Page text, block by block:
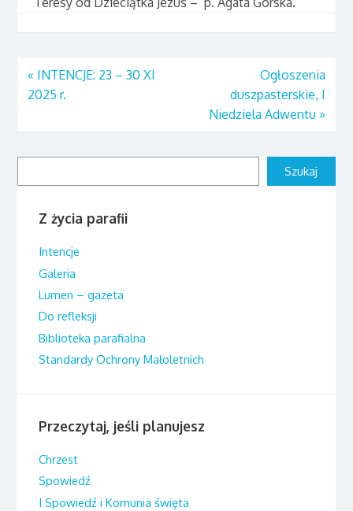
« INTENCJE: 23 – 30 XI
2025 r.
Ogłoszenia
duszpasterskie, I
Niedziela Adwentu »
Szukaj
Z życia parafii
Intencje
Galeria
Lumen – gazeta
Do refleksji
Biblioteka parafialna
Standardy Ochrony Małoletnich
Przeczytaj, jeśli planujesz
Chrzest
Spowiedź
I Spowiedź i Komunia święta